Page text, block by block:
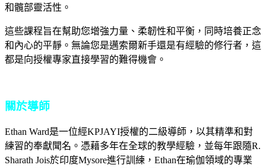
和髖部靈活性。
這些課程旨在幫助您增強力量、柔韌性和平衡，同時培養正念
和內心的平靜。無論您是邁索爾新手還是有經驗的修行者，這
都是向授權專家直接學習的難得機會。
關於導師
Ethan Ward是一位經KPJAYI授權的二級導師，以其精準和對
練習的奉獻聞名。憑藉多年在全球的教學經驗，並每年跟隨R.
Sharath Jois於印度Mysore進行訓練，Ethan在瑜伽領域的專業